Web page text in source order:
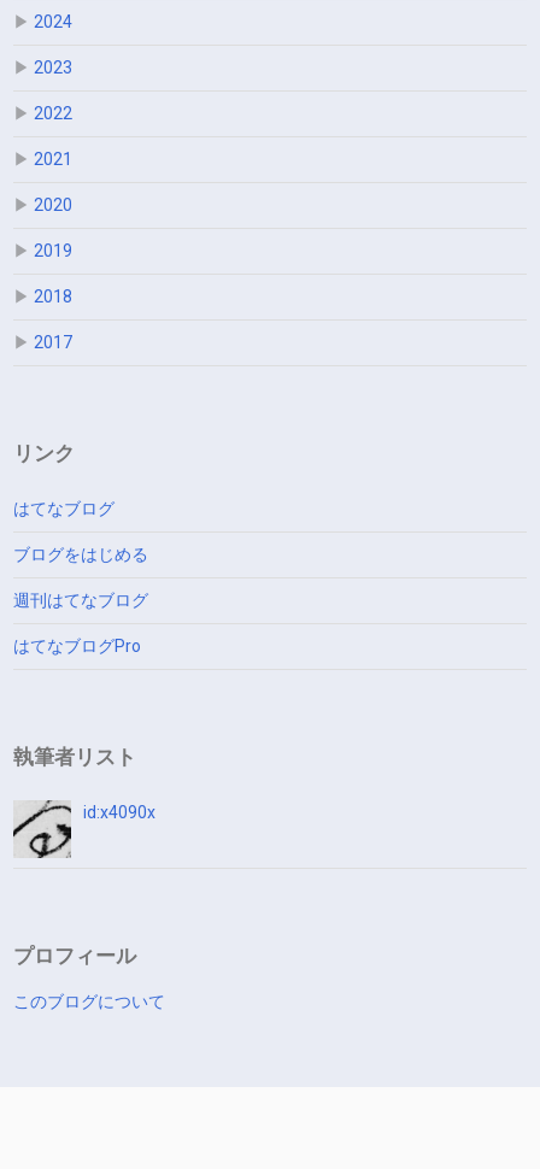
▶ 2024
▶ 2023
▶ 2022
▶ 2021
▶ 2020
▶ 2019
▶ 2018
▶ 2017
リンク
はてなブログ
ブログをはじめる
週刊はてなブログ
はてなブログPro
執筆者リスト
id:x4090x
プロフィール
このブログについて